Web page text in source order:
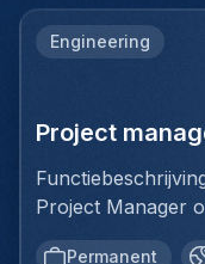
Engineering
Project
Project Manager
van een volledig
Permanent